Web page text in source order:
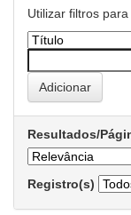
Utilizar filtros
Resultados/
Registro(s)